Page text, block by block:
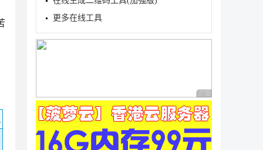
更多在线工具
广告 商业广告，理性